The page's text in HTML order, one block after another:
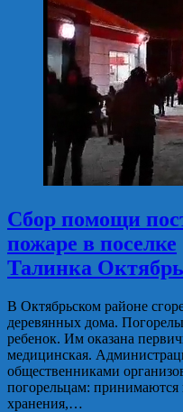
Сбор помощи
пожаре в поселке
Талинка
В Октябрьском районе
деревянных дома.
ребенок. Им оказана
медицинская.
общественниками
погорельцам: принимаются
хранения,…